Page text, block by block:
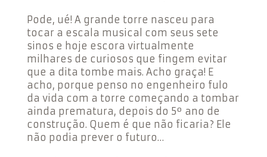
Pode, ué! A grande torre nasceu para
tocar a escala musical com seus sete
sinos e hoje escora virtualmente
milhares de curiosos que fingem evitar
que a dita tombe mais. Acho graça! E
acho, porque penso no engenheiro fulo
da vida com a torre começando a tombar
ainda prematura, depois do 5º ano de
construção. Quem é que não ficaria? Ele
não podia prever o futuro…